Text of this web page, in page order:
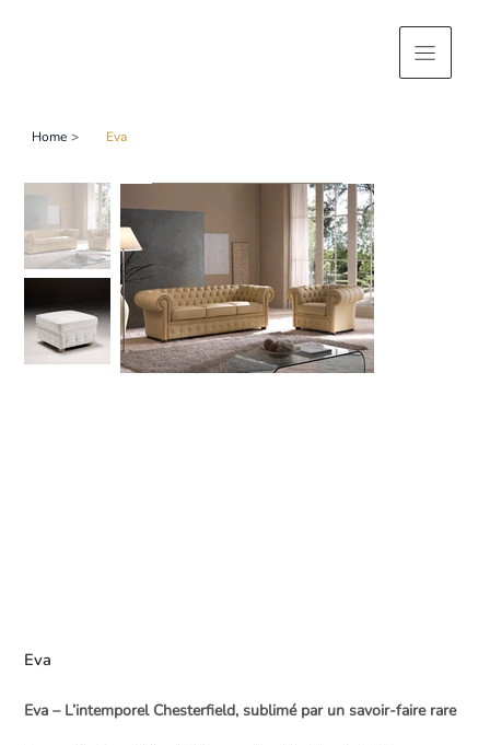
Home > Eva
Eva
Eva – L’intemporel Chesterfield, sublimé par un savoir-faire rare